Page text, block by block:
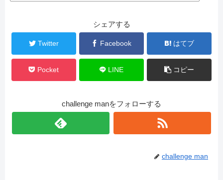
シェアする
Twitter Facebook はてブ
Pocket LINE コピー
challenge manをフォローする
challenge man